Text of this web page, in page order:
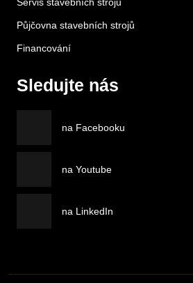
Půjčovna stavebních strojů
Financování
Sledujte nás
na Facebooku
na Youtube
na LinkedIn